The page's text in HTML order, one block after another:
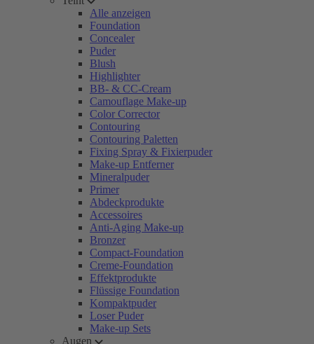
Alle anzeigen
Foundation
Concealer
Puder
Blush
Highlighter
BB- & CC-Cream
Camouflage Make-up
Color Corrector
Contouring
Contouring Paletten
Fixing Spray & Fixierpuder
Make-up Entferner
Mineralpuder
Primer
Abdeckprodukte
Accessoires
Anti-Aging Make-up
Bronzer
Compact-Foundation
Creme-Foundation
Effektprodukte
Flüssige Foundation
Kompaktpuder
Loser Puder
Make-up Sets
Augen